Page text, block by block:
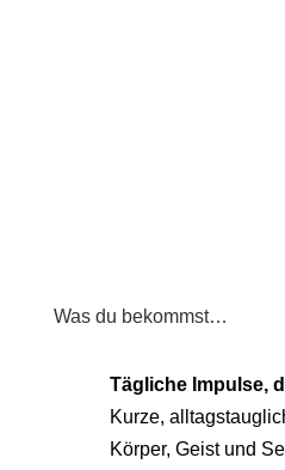
Was du bekommst…
Tägliche Impulse,
Kurze,
Körper, Geist und